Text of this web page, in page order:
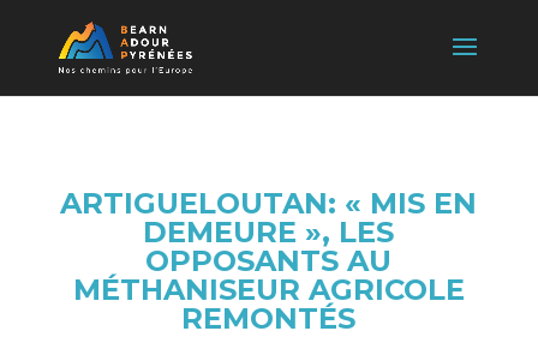
ARTIGUELOUTAN: « MIS EN
DEMEURE », LES
OPPOSANTS AU
MÉTHANISEUR AGRICOLE
REMONTÉS